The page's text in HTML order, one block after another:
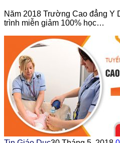
Năm 2018 Trường Cao đẳng Y
trình miễn giảm 100% học…